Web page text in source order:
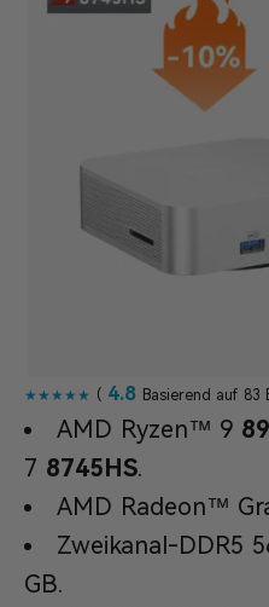
★★★★★ (4.8 Basierend auf 83
AMD Ryzen™ 9
7 8745HS.
AMD Radeon™
Zweikanal-DDR5
GB.